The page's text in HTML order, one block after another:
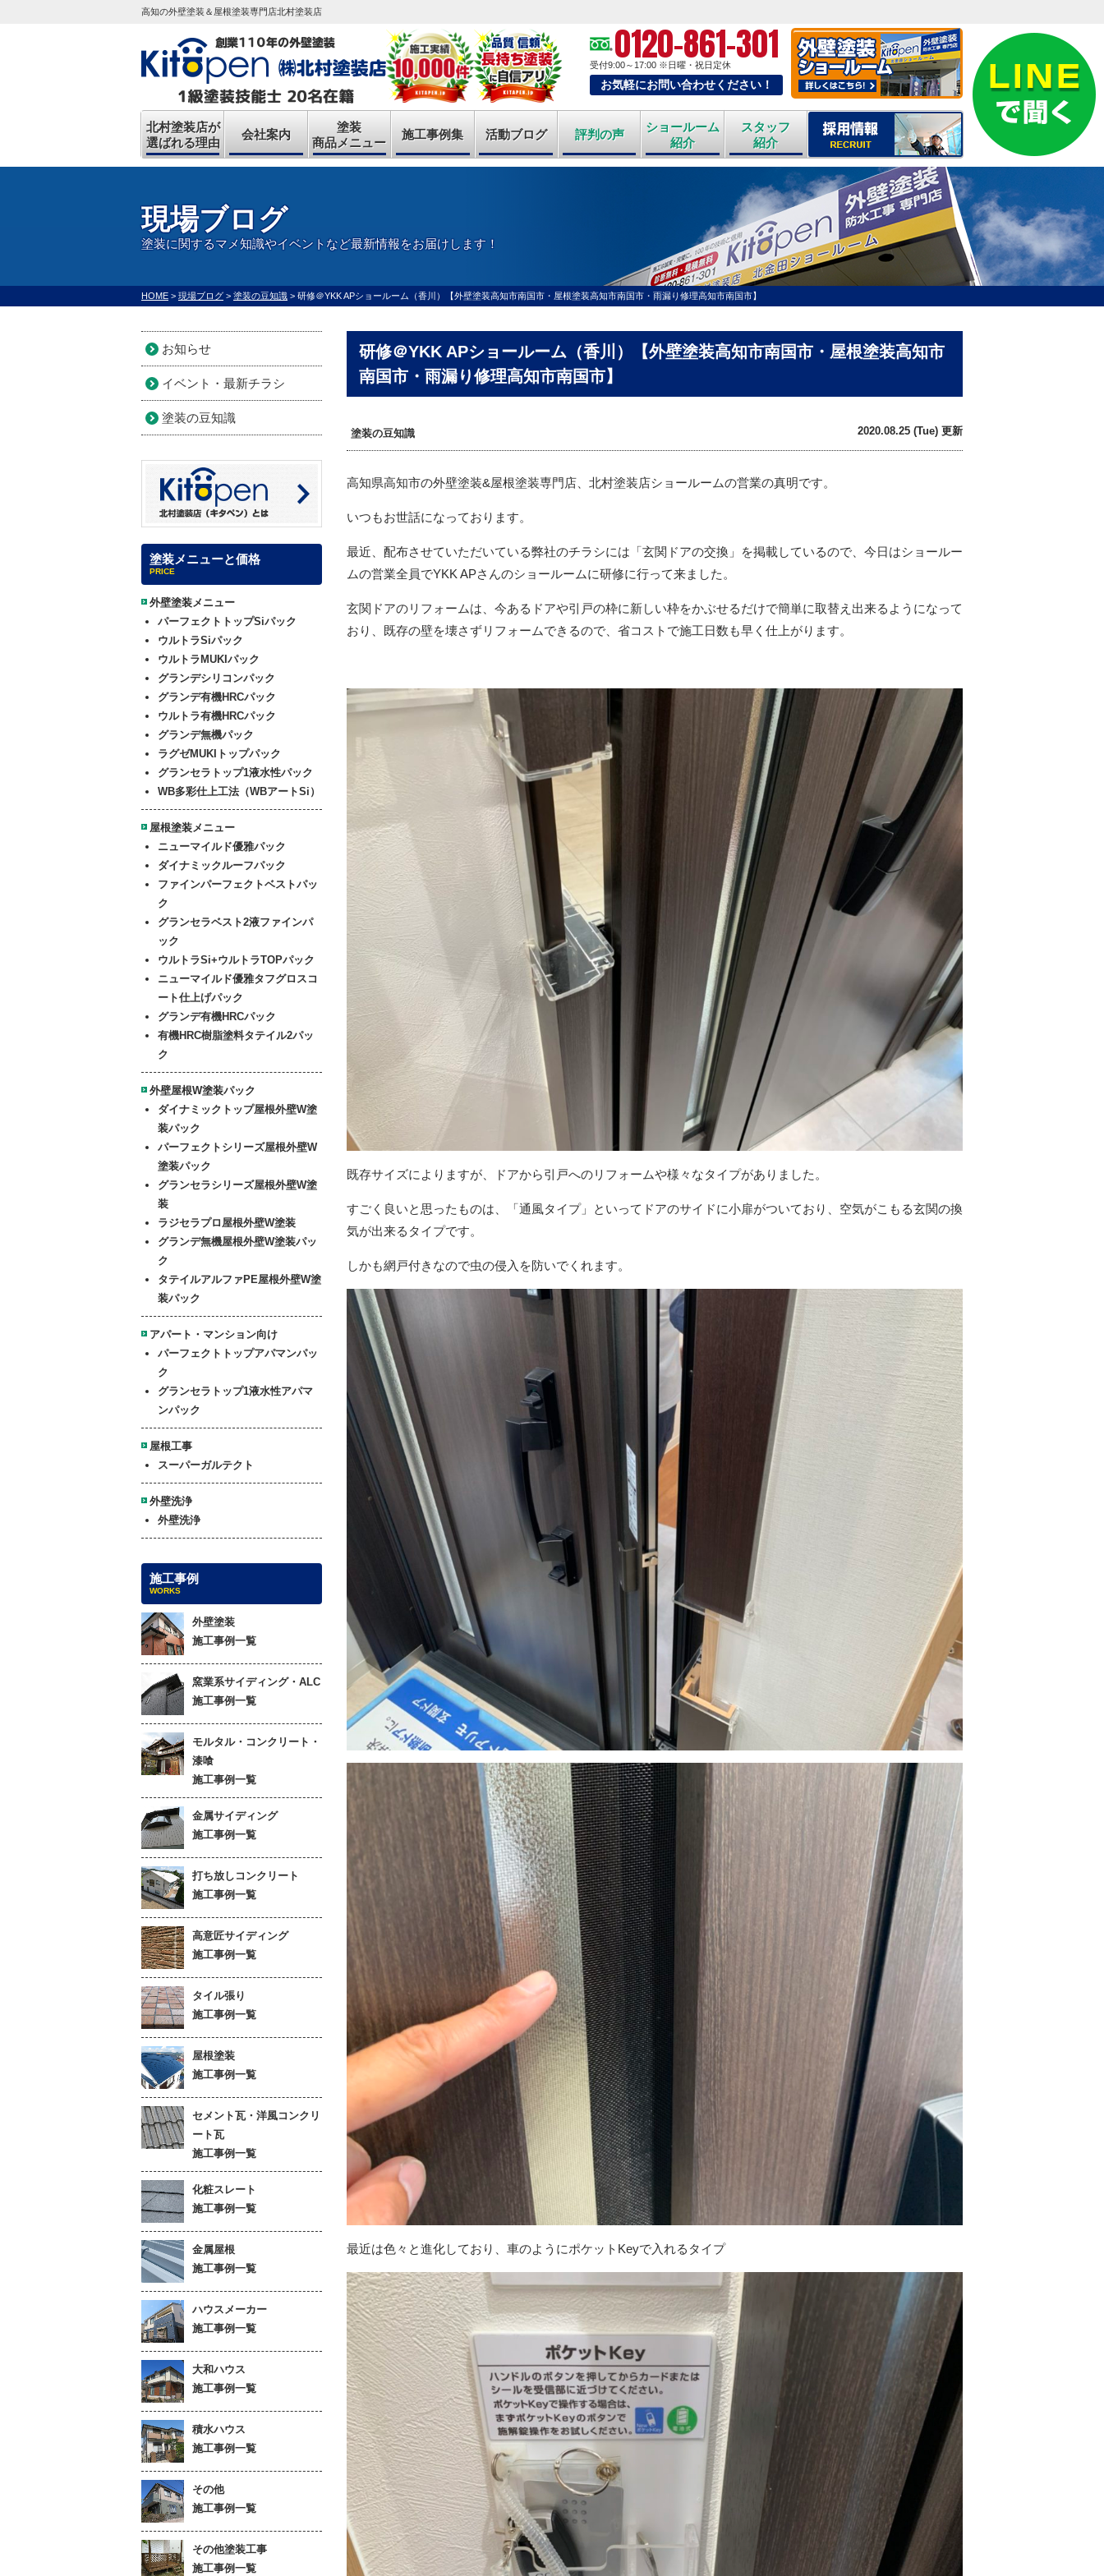
高知の外壁塗装＆屋根塗装専門店北村塗装店
0120-861-301
受付9:00～17:00 ※日曜・祝日定休
お気軽にお問い合わせください！
北村塗装店が
選ばれる理由
会社案内
塗装
商品メニュー
施工事例集 活動ブログ 評判の声
ショールーム
紹介
スタッフ
紹介
現場ブログ
塗装に関するマメ知識やイベントなど最新情報をお届けします！
HOME > 現場ブログ > 塗装の豆知識 > 研修＠YKK APショールーム（香川）【外壁塗装高知市南国市・屋根塗装高知市南国市・雨漏り修理高知市南国市】
研修＠YKK APショールーム（香川）【外壁塗装高知市南国市・屋根塗装高知市
南国市・雨漏り修理高知市南国市】
塗装の豆知識 2020.08.25 (Tue) 更新
高知県高知市の外壁塗装&屋根塗装専門店、北村塗装店ショールームの営業の真明です。
いつもお世話になっております。
最近、配布させていただいている弊社のチラシには「玄関ドアの交換」を掲載しているので、今日はショールー
ムの営業全員でYKK APさんのショールームに研修に行って来ました。
玄関ドアのリフォームは、 今あるドアや引戸の枠に新しい枠をかぶせるだけで簡単に取替え出来るようになって
おり、既存の壁を壊さずリフォームできるので、省コストで施工日数も早く仕上がります。
既存サイズによりますが、ドアから引戸へのリフォームや様々なタイプがありました。
すごく良いと思ったものは、「通風タイプ」といってドアのサイドに小扉がついており、空気がこもる玄関の換
気が出来るタイプです。
しかも網戸付きなので虫の侵入を防いでくれます。
最近は色々と進化しており、車のようにポケットKeyで入れるタイプ
お知らせ
イベント・最新チラシ
塗装の豆知識
塗装メニューと価格
PRICE
外壁塗装メニュー
パーフェクトトップSiパック
ウルトラSiパック
ウルトラMUKIパック
グランデシリコンパック
グランデ有機HRCパック
ウルトラ有機HRCパック
グランデ無機パック
ラグゼMUKIトップパック
グランセラトップ1液水性パック
WB多彩仕上工法（WBアートSi）
屋根塗装メニュー
ニューマイルド優雅パック
ダイナミックルーフパック
ファインパーフェクトベストパッ
ク
グランセラベスト2液ファインパ
ック
ウルトラSi+ウルトラTOPパック
ニューマイルド優雅タフグロスコ
ート仕上げパック
グランデ有機HRCパック
有機HRC樹脂塗料タテイル2パッ
ク
外壁屋根W塗装パック
ダイナミックトップ屋根外壁W塗
装パック
パーフェクトシリーズ屋根外壁W
塗装パック
グランセラシリーズ屋根外壁W塗
装
ラジセラプロ屋根外壁W塗装
グランデ無機屋根外壁W塗装パッ
ク
タテイルアルファPE屋根外壁W塗
装パック
アパート・マンション向け
パーフェクトトップアパマンパッ
ク
グランセラトップ1液水性アパマ
ンパック
屋根工事
スーパーガルテクト
外壁洗浄
外壁洗浄
施工事例
WORKS
外壁塗装
施工事例一覧
窯業系サイディング・ALC
施工事例一覧
モルタル・コンクリート・
漆喰
施工事例一覧
金属サイディング
施工事例一覧
打ち放しコンクリート
施工事例一覧
高意匠サイディング
施工事例一覧
タイル張り
施工事例一覧
屋根塗装
施工事例一覧
セメント瓦・洋風コンクリ
ート瓦
施工事例一覧
化粧スレート
施工事例一覧
金属屋根
施工事例一覧
ハウスメーカー
施工事例一覧
大和ハウス
施工事例一覧
積水ハウス
施工事例一覧
その他
施工事例一覧
その他塗装工事
施工事例一覧